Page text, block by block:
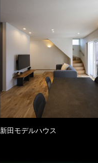
新田モデルハウス